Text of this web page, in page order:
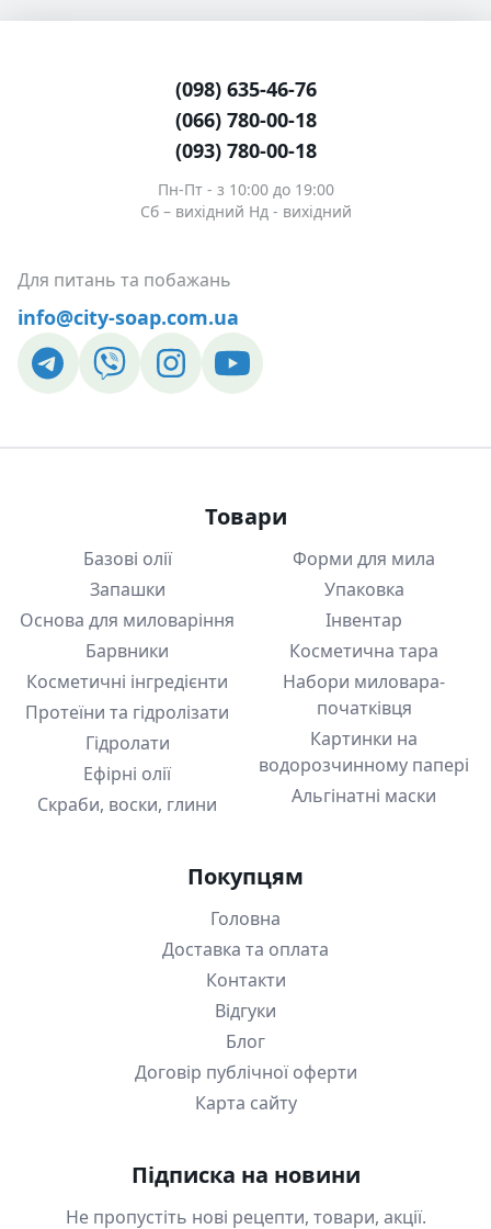
(098) 635-46-76
(066) 780-00-18
(093) 780-00-18
Пн-Пт - з 10:00 до 19:00
Сб – вихідний Нд - вихідний
Для питань та побажань
info@city-soap.com.ua
Товари
Базові олії
Запашки
Основа для миловаріння
Барвники
Косметичні інгредієнти
Протеїни та гідролізати
Гідролати
Ефірні олії
Скраби, воски, глини
Форми для мила
Упаковка
Інвентар
Косметична тара
Набори миловара-
початківця
Картинки на
водорозчинному папері
Альгінатні маски
Покупцям
Головна
Доставка та оплата
Контакти
Відгуки
Блог
Договір публічної оферти
Карта сайту
Підписка на новини
Не пропустіть нові рецепти, товари, акції.